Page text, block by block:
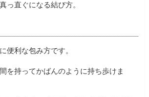
っ直ぐになる結び方。
便利な包み方です。
を持ってかばんのように持ち歩けま